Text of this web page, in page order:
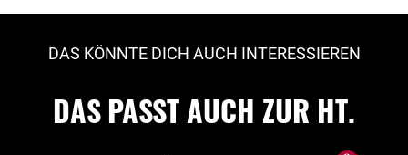
DAS KÖNNTE DICH AUCH INTERESSIEREN
DAS PASST AUCH ZUR HT.